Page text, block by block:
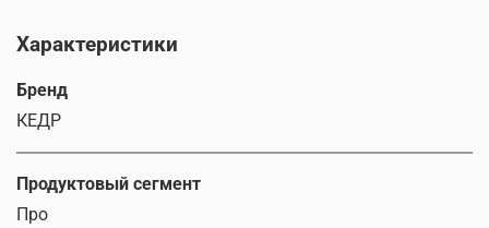
Характеристики
Бренд
КЕДР
Продуктовый сегмент
Про